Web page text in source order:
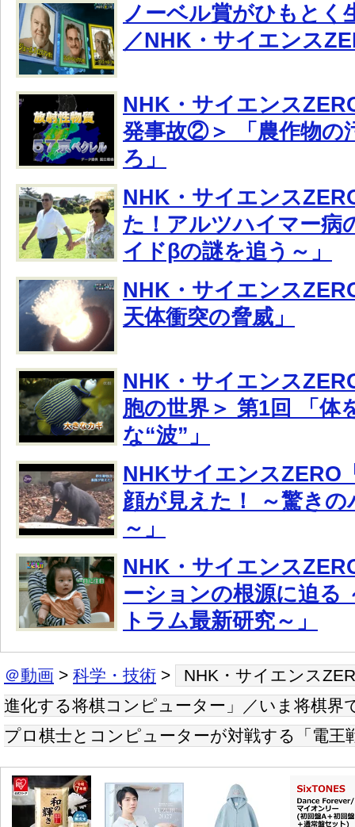
ノーベル賞がひもとく
／NHK・サイエンス
NHK・サイエンス
発事故②＞ 「農作物の
ろ」
NHK・サイエンス
た！アルツハイマー病
イドβの謎を追う～」
NHK・サイエンス
天体衝突の脅威」
NHK・サイエンス
胞の世界＞ 第1回 「体
な“波”」
NHKサイエンスZERO
顔が見えた！ ～驚き
～」
NHK・サイエンス
ーションの根源に迫る
トラム最新研究～」
＠動画 > 科学・技術 >
NHK・サイエンス
進化する将棋コンピューター」／いま将棋界
プロ棋士とコンピューターが対戦する「電王